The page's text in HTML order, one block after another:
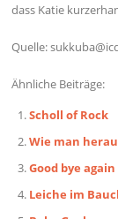
dass Katie
Quelle:
Ähnliche Beiträge:
Scholl of Rock
Wie man
Good bye again
Leiche im